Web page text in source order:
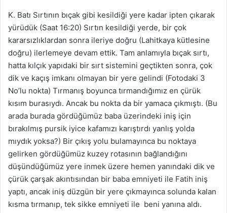
K. Batı Sırtının bıçak gibi kesildiği yere kadar ipten çıkarak
yürüdük (Saat 16:20) Sırtın kesildiği yerde, bir çok
kararsızlıklardan sonra ileriye doğru (Lahitkaya kütlesine
doğru) ilerlemeye devam ettik. Tam anlamıyla bıçak sırtı,
hatta kılçık yapıdaki bir sırt sistemini geçtikten sonra, çok
dik ve kaçış imkanı olmayan bir yere gelindi (Fotodaki 3
No’lu nokta) Tırmanış boyunca tırmandığımız en çürük
kısım burasıydı. Ancak bu nokta da bir yamaca çıkmıştı. (Bu
arada burada gördüğümüz baba üzerindeki iniş için
bırakılmış pursik iyice kafamızı karıştırdı yanlış yolda
mıydık yoksa?) Bir çıkış yolu bulamayınca bu noktaya
gelirken gördüğümüz kuzey rotasının bağlandığını
düşündüğümüz yere inmek üzere hemen yanındaki dik ve
çürük çarşak akıntısından bir baba emniyeti ile Fatih iniş
yaptı, ancak iniş düzgün bir yere çıkmayınca solunda kalan
kısma tırmanıp, tek sikke emniyeti ile beni yanına aldı.